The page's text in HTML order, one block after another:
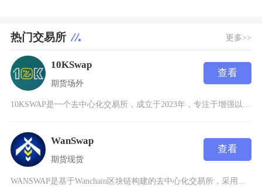
热门交易所 更多>>
10KSwap
期货场外
查看
10KSWAP是一个去中心化交易所，成立于2023年，专注于增强以太坊Layer2（L上的
WanSwap
期货现货
查看